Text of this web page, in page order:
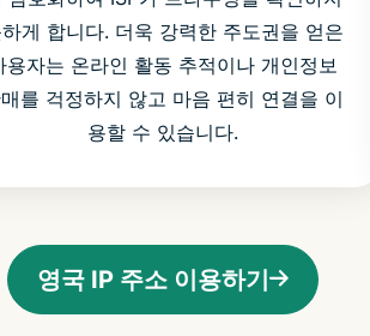
게 합니다. 더욱 강력한 주도권을 얻은
용자는 온라인 활동 추적이나 개인정보
를 걱정하지 않고 마음 편히 연결을 이
용할 수 있습니다.
영국 IP 주소 이용하기